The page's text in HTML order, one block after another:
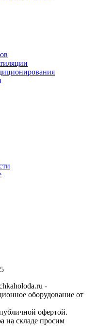
-
оборудование от
офертой.
на складе просим